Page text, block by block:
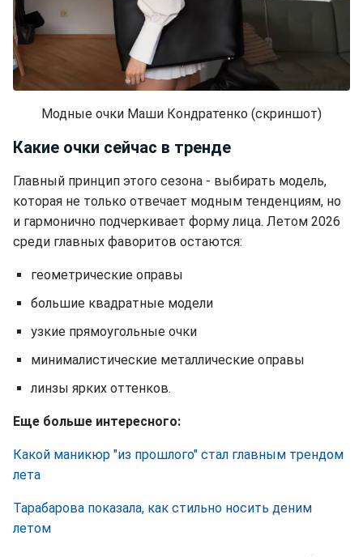
Модные очки Маши Кондратенко (скриншот)
Какие очки сейчас в тренде
Главный принцип этого сезона - выбирать модель,
которая не только отвечает модным тенденциям, но
и гармонично подчеркивает форму лица. Летом 2026
среди главных фаворитов остаются:
геометрические оправы
большие квадратные модели
узкие прямоугольные очки
минималистические металлические оправы
линзы ярких оттенков.
Еще больше интересного:
Какой маникюр "из прошлого" стал главным трендом
лета
Тарабарова показала, как стильно носить деним
летом